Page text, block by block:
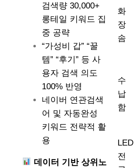
검색량 30,000+
롱테일 키워드 집
중 공략
“가성비 갑” “꿀
템” “후기” 등 사
용자 검색 의도
100% 반영
네이버 연관검색
어 및 자동완성
키워드 전략적 활
용
데이터 기반 상위노
화
장
솜
수
납
함
LED
전